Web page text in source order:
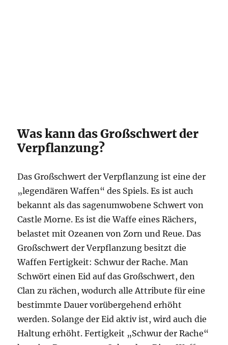
Was kann das Großschwert der
Verpflanzung?
Das Großschwert der Verpflanzung ist eine der
„legendären Waffen“ des Spiels. Es ist auch
bekannt als das sagenumwobene Schwert von
Castle Morne. Es ist die Waffe eines Rächers,
belastet mit Ozeanen von Zorn und Reue. Das
Großschwert der Verpflanzung besitzt die
Waffen Fertigkeit: Schwur der Rache. Man
Schwört einen Eid auf das Großschwert, den
Clan zu rächen, wodurch alle Attribute für eine
bestimmte Dauer vorübergehend erhöht
werden. Solange der Eid aktiv ist, wird auch die
Haltung erhöht. Fertigkeit „Schwur der Rache“